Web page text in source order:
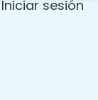
Iniciar sesión